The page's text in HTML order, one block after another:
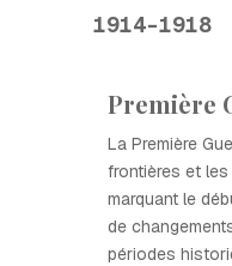
1914-1918
Première
La Première
frontières et
marquant le
de
périodes